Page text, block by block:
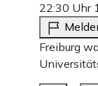
22:30 Uhr
Freiburg